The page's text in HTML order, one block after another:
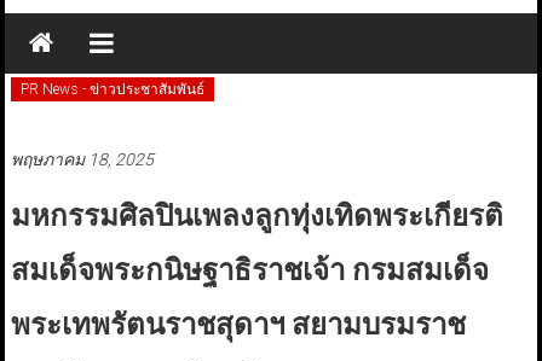
PR News - ข่าวประชาสัมพันธ์
พฤษภาคม 18, 2025
มหกรรมศิลปินเพลงลูกทุ่งเทิดพระเกียรติ
สมเด็จพระกนิษฐาธิราชเจ้า กรมสมเด็จ
พระเทพรัตนราชสุดาฯ สยามบรมราช